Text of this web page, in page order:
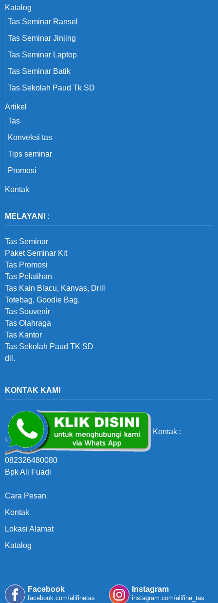
Katalog
Tas Seminar Ransel
Tas Seminar Jinjing
Tas Seminar Laptop
Tas Seminar Batik
Tas Sekolah Paud Tk SD
Artikel
Tas
Konveksi tas
Tips seminar
Promosi
Kontak
MELAYANI :
Tas Seminar
Paket Seminar Kit
Tas Promosi
Tas Pelatihan
Tas Kain Blacu, Kanvas, Drill
Totebag, Goodie Bag,
Tas Souvenir
Tas Olahraga
Tas Kantor
Tas Sekolah Paud TK SD
dll.
KONTAK KAMI
Kontak :
082326480080
Bpk Ali Fuadi
Cara Pesan
Kontak
Lokasi Alamat
Katalog
Facebook
facebook.com/alifinetas
Instagram
instagram.com/alifine_tas